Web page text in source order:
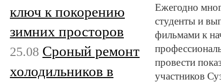
Ежегодно
студенты и
фильмами к
провести
участников
ключ к покорению
зимних просторов
25.08 Сроный ремонт
холодильников в